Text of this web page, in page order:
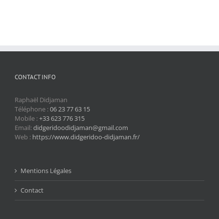
CONTACT INFO
Raphaël Didjaman
Téléphone :06 23 77 63 15
Mobile :+33 623 776 315
Email:didgeridoodidjaman@gmail.com
Web : https://www.didgeridoo-didjaman.fr/
Mentions Légales
Contact